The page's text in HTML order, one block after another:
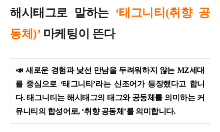
해시태그로 말하는 ‘태그니티(취향 공
동체)’ 마케팅이 뜬다
📣새로운 경험과 낯선 만남을 두려워하지 않는 MZ세대
를 중심으로 ‘태그니티’라는 신조어가 등장했다고 합니
다. 태그니티는 해시태그의 태그와 공동체를 의미하는 커
뮤니티의 합성어로, ‘취향 공동체’를 의미합니다.